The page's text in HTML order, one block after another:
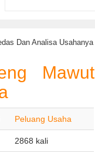
Dan Analisa Usahanya
Mawut
Peluang Usaha
2868 kali